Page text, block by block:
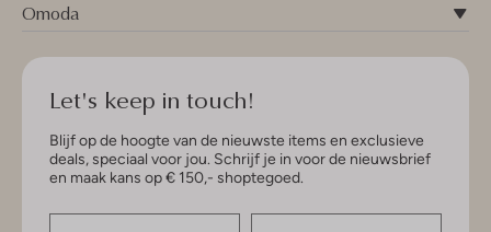
Omoda
Let's keep in touch!
Blijf op de hoogte van de nieuwste items en exclusieve
deals, speciaal voor jou. Schrijf je in voor de nieuwsbrief
en maak kans op € 150,- shoptegoed.